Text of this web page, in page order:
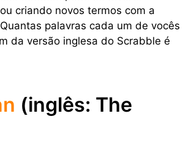
criando novos termos com a
palavras cada um de vocês
da versão inglesa do Scrabble é
(inglês: The